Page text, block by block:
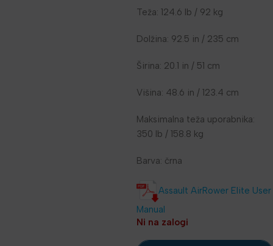
Teža: 124.6 lb / 92 kg
Dolžina: 92.5 in / 235 cm
Širina: 20.1 in / 51 cm
Višina: 48.6 in / 123.4 cm
Maksimalna teža uporabnika:
350 lb / 158.8 kg
Barva: črna
Assault AirRower Elite User
Manual
Ni na zalogi